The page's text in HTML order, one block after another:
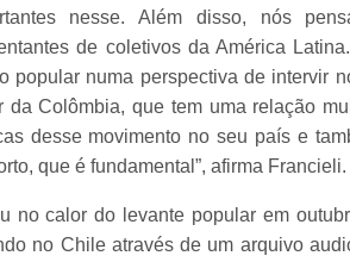
nesse. Além disso, nós
de coletivos da América
popular numa perspectiva de intervir
Colômbia, que tem uma relação
desse movimento no seu país e
que é fundamental”, afirma Francieli.
no calor do levante popular em
no Chile através de um arquivo